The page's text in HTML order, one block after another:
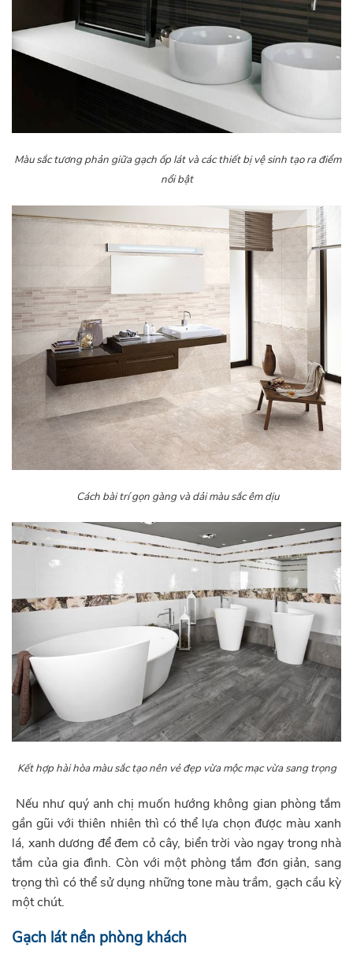
Màu sắc tương phản giữa gạch ốp lát và các thiết bị vệ sinh tạo ra điểm
nổi bật
Cách bài trí gọn gàng và dải màu sắc êm dịu
Kết hợp hài hòa màu sắc tạo nên vẻ đẹp vừa mộc mạc vừa sang trọng
Nếu như quý anh chị muốn hướng không gian phòng tắm
gần gũi với thiên nhiên thì có thể lựa chọn được màu xanh
lá, xanh dương để đem cỏ cây, biển trời vào ngay trong nhà
tắm của gia đình. Còn với một phòng tắm đơn giản, sang
trọng thì có thể sử dụng những tone màu trầm, gạch cầu kỳ
một chút.
Gạch lát nền phòng khách